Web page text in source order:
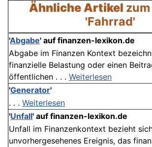
Ähnliche Artikel
'Fahrrad'
'Abgabe' auf finanzen-lexikon.de
Abgabe im Finanzen Kontext
finanzielle Belastung oder einen
öffentlichen . . . Weiterlesen
'Generator'
. . . Weiterlesen
'Unfall' auf finanzen-lexikon.de
Unfall im Finanzenkontext bezieht
unvorhergesehenes Ereignis, das